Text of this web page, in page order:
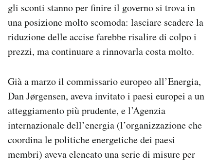
gli sconti stanno per finire il governo si trova in
una posizione molto scomoda: lasciare scadere la
riduzione delle accise farebbe risalire di colpo i
prezzi, ma continuare a rinnovarla costa molto.
Già a marzo il commissario europeo all’Energia,
Dan Jørgensen, aveva invitato i paesi europei a un
atteggiamento più prudente, e l’Agenzia
internazionale dell’energia (l’organizzazione che
coordina le politiche energetiche dei paesi
membri) aveva elencato una serie di misure per